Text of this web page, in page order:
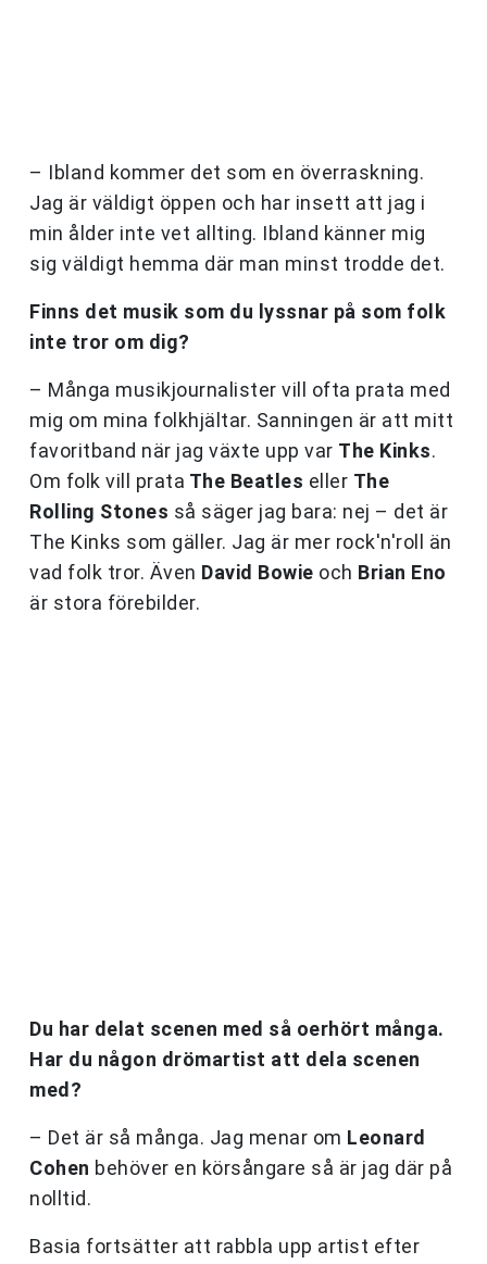
– Ibland kommer det som en överraskning.
Jag är väldigt öppen och har insett att jag i
min ålder inte vet allting. Ibland känner mig
sig väldigt hemma där man minst trodde det.
Finns det musik som du lyssnar på som folk
inte tror om dig?
– Många musikjournalister vill ofta prata med
mig om mina folkhjältar. Sanningen är att mitt
favoritband när jag växte upp var The Kinks.
Om folk vill prata The Beatles eller The
Rolling Stones så säger jag bara: nej – det är
The Kinks som gäller. Jag är mer rock'n'roll än
vad folk tror. Även David Bowie och Brian Eno
är stora förebilder.
Du har delat scenen med så oerhört många.
Har du någon drömartist att dela scenen
med?
– Det är så många. Jag menar om Leonard
Cohen behöver en körsångare så är jag där på
nolltid.
Basia fortsätter att rabbla upp artist efter